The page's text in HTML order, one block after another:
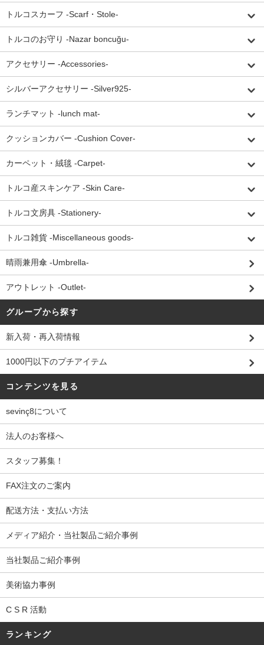
トルコスカーフ -Scarf・Stole-
トルコのお守り -Nazar boncuğu-
アクセサリー -Accessories-
シルバーアクセサリー -Silver925-
ランチマット -lunch mat-
クッションカバー -Cushion Cover-
カーペット・絨毯 -Carpet-
トルコ産スキンケア -Skin Care-
トルコ文房具 -Stationery-
トルコ雑貨 -Miscellaneous goods-
晴雨兼用傘 -Umbrella-
アウトレット -Outlet-
グループから探す
新入荷・再入荷情報
1000円以下のプチアイテム
コンテンツを見る
sevinç8について
法人のお客様へ
スタッフ募集！
FAX注文のご案内
配送方法・支払い方法
メディア紹介・当社製品ご紹介事例
当社製品ご紹介事例
美術協力事例
C S R 活動
ランキング